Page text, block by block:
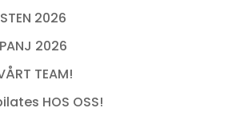
2026
2026
TEAM!
HOS OSS!